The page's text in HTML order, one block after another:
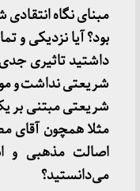
مبنای نگاه
بود؟ آیا نزدیکی و
داشتید تاثیری
شریعتی نداشت و
شریعتی مبتنی بر
مثلا همچون آقای
اصالت مذهبی و
می‌دانستید؟